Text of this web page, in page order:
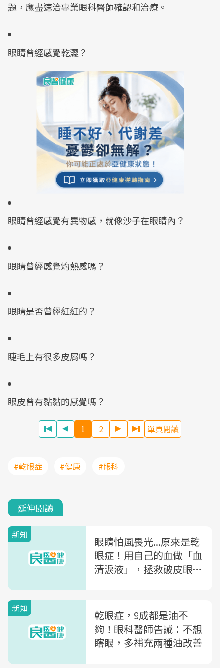
題，應盡速洽專業眼科醫師確認和治療。
眼睛曾經感覺乾澀？
眼睛曾經感覺有異物感，就像沙子在眼睛內？
眼睛曾經感覺灼熱感嗎？
眼睛是否曾經紅紅的？
睫毛上有很多皮屑嗎？
眼皮曾有黏黏的感覺嗎？
1 2 單頁閱讀
#乾眼症 #健康 #眼科
延伸閱讀
新知
眼睛怕風畏光...原來是乾
眼症！用自己的血做「血
清淚液」，拯救破皮眼角
新知
乾眼症，9成都是油不
夠！眼科醫師告誡：不想
瞎眼，多補充兩種油改善